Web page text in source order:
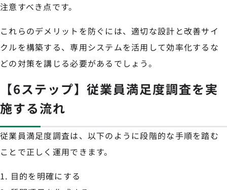
注意すべき点です。
これらのデメリットを防ぐには、適切な設計と改善サイ
クルを構築する、専用システムを活用して効率化するな
どの対策を講じる必要があるでしょう。
【6ステップ】従業員満足度調査を実
施する流れ
従業員満足度調査は、以下のように段階的な手順を踏む
ことで正しく運用できます。
目的を明確にする